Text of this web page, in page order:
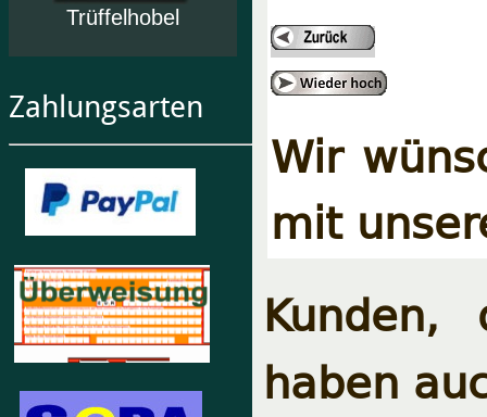
Trüffelhobel
Zahlungsarten
Wir
mit
haben